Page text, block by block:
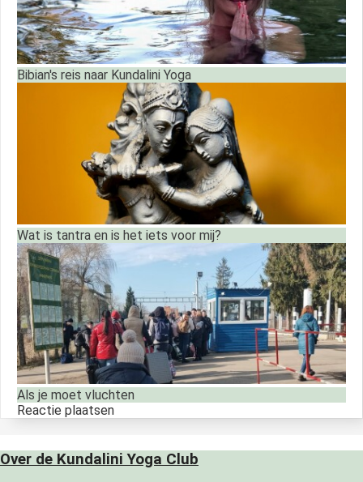
Bibian's reis naar Kundalini Yoga
Wat is tantra en is het iets voor mij?
Als je moet vluchten
Reactie plaatsen
Over de Kundalini Yoga Club